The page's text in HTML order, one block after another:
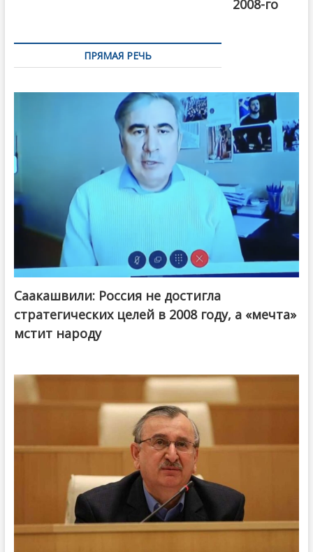
2008-го
ПРЯМАЯ РЕЧЬ
Саакашвили: Россия не достигла
стратегических целей в 2008 году, а «мечта»
мстит народу